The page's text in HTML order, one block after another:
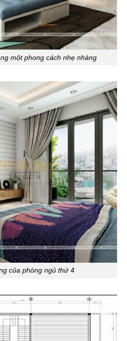
một phong cách nhẹ nhàng
của phòng ngủ thứ 4